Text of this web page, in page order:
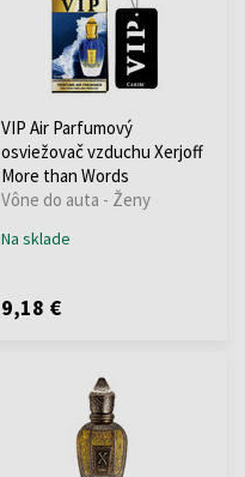
VIP Air Parfumový
osviežovač vzduchu Xerjoff
More than Words
Vône do auta - Ženy
Na sklade
9,18 €